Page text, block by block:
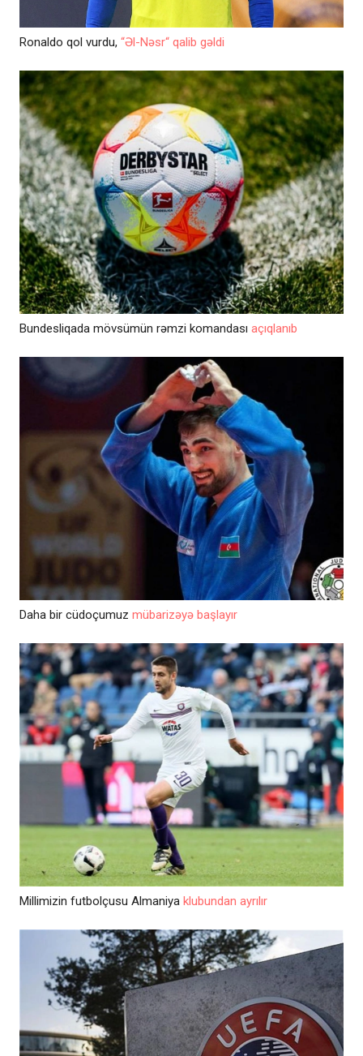
Ronaldo qol vurdu, “Əl-Nəsr“ qalib gəldi
Bundesliqada mövsümün rəmzi komandası açıqlanıb
Daha bir cüdoçumuz mübarizəyə başlayır
Millimizin futbolçusu Almaniya klubundan ayrılır